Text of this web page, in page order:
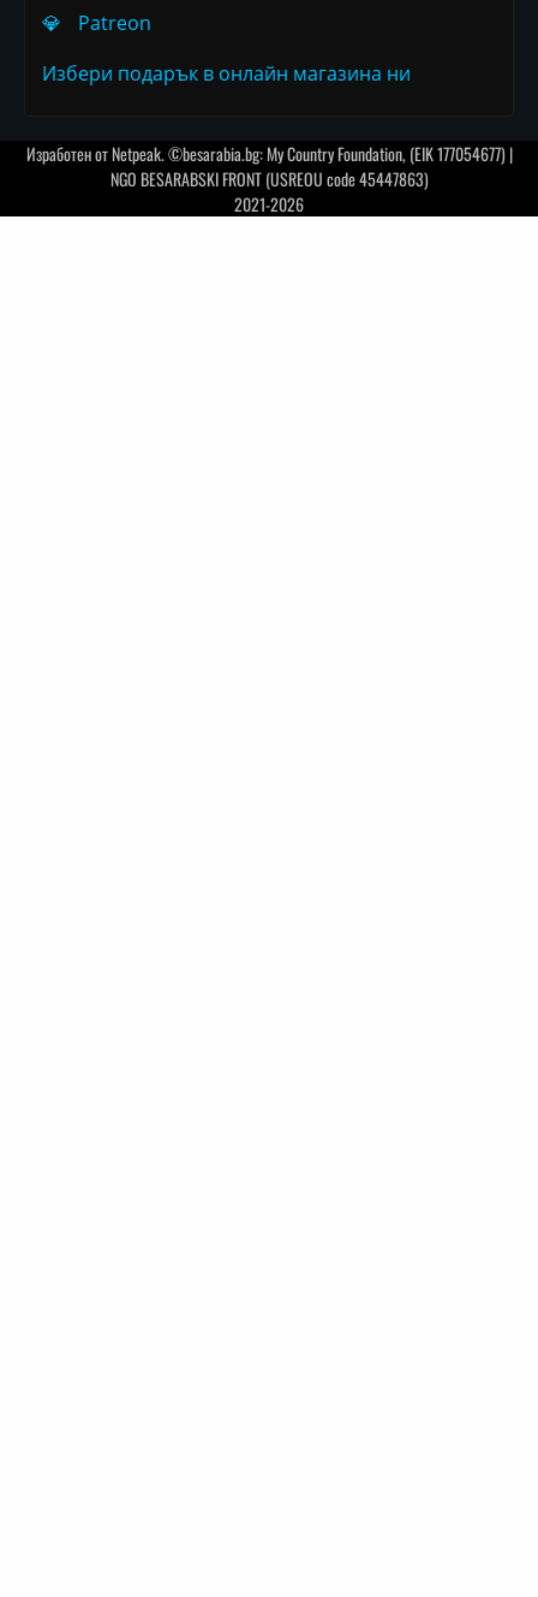
💎
Patreon
Избери подарък в онлайн магазина ни
Изработен отNetpeak. ©besarabia.bg: My Country Foundation, (EIK 177054677) |
NGO BESARABSKI FRONT (USREOU code 45447863)
2021-2026